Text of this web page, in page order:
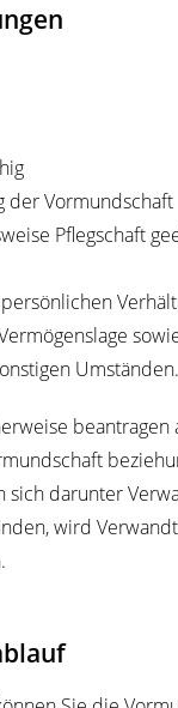
der Vormundschaft
Pflegschaft
Umständen.
beantragen
sich darunter
wird